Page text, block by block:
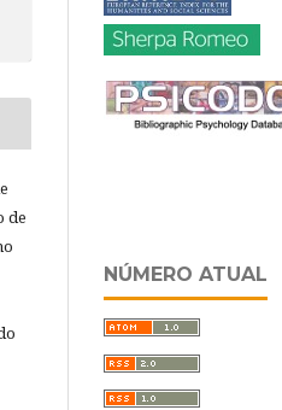
de
NÚMERO ATUAL